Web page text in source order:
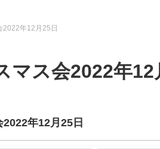
2022年12月25日
マス会2022年12
年12月25日